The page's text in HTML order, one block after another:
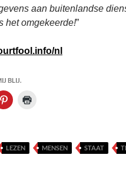
aan buitenlandse
het omgekeerde!”
nl
BLIJ.
LEZEN MENSEN STAAT